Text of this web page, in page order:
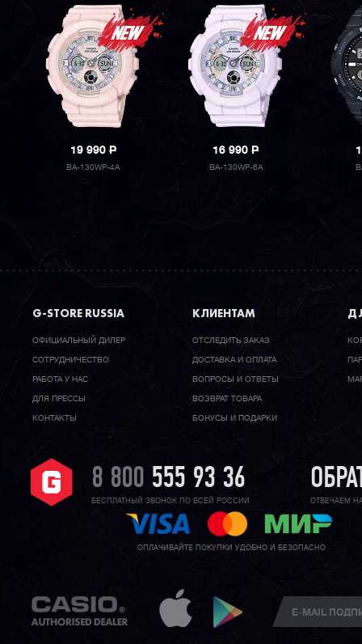
19 990P
BA-130WP-4A
16 990P
BA-130WP-6A
G-STORE RUSSIA
ОФИЦИАЛЬНЫЙ ДИЛЕР
CОТРУДНИЧЕСТВО
РАБОТА У НАС
ДЛЯ ПРЕССЫ
КОНТАКТЫ
КЛИЕНТАМ
ОТСЛЕДИТЬ ЗАКАЗ
ДОСТАВКА И ОПЛАТА
ВОПРОСЫ И ОТВЕТЫ
ВОЗВРАТ ТОВАРА
БОНУСЫ И ПОДАРКИ
8 800 555 93 36
БЕСПЛАТНЫЙ ЗВОНОК ПО ВСЕЙ РОССИИ ОТВЕЧАЕМ
ОПЛАЧИВАЙТЕ ПОКУПКИ УДОБНО И БЕЗОПАСНО